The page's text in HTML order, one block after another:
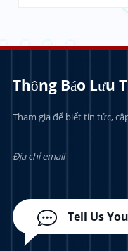
Thông Báo Lưu
Tham gia để biết tin tức,
Tell Us